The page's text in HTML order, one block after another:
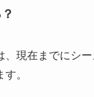
、現在までにシ
。